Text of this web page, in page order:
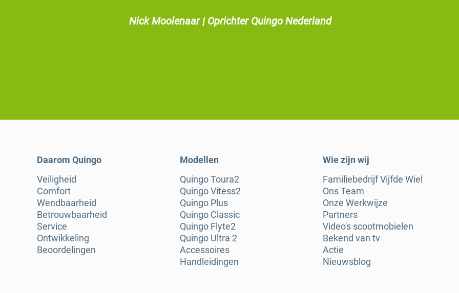
Nick Moolenaar | Oprichter Quingo Nederland
Daarom Quingo
Veiligheid
Comfort
Wendbaarheid
Betrouwbaarheid
Service
Ontwikkeling
Beoordelingen
Modellen
Quingo Toura2
Quingo Vitess2
Quingo Plus
Quingo Classic
Quingo Flyte2
Quingo Ultra 2
Accessoires
Handleidingen
Wie zijn wij
Familiebedrijf Vijfde Wiel
Ons Team
Onze Werkwijze
Partners
Video's scootmobielen
Bekend van tv
Actie
Nieuwsblog